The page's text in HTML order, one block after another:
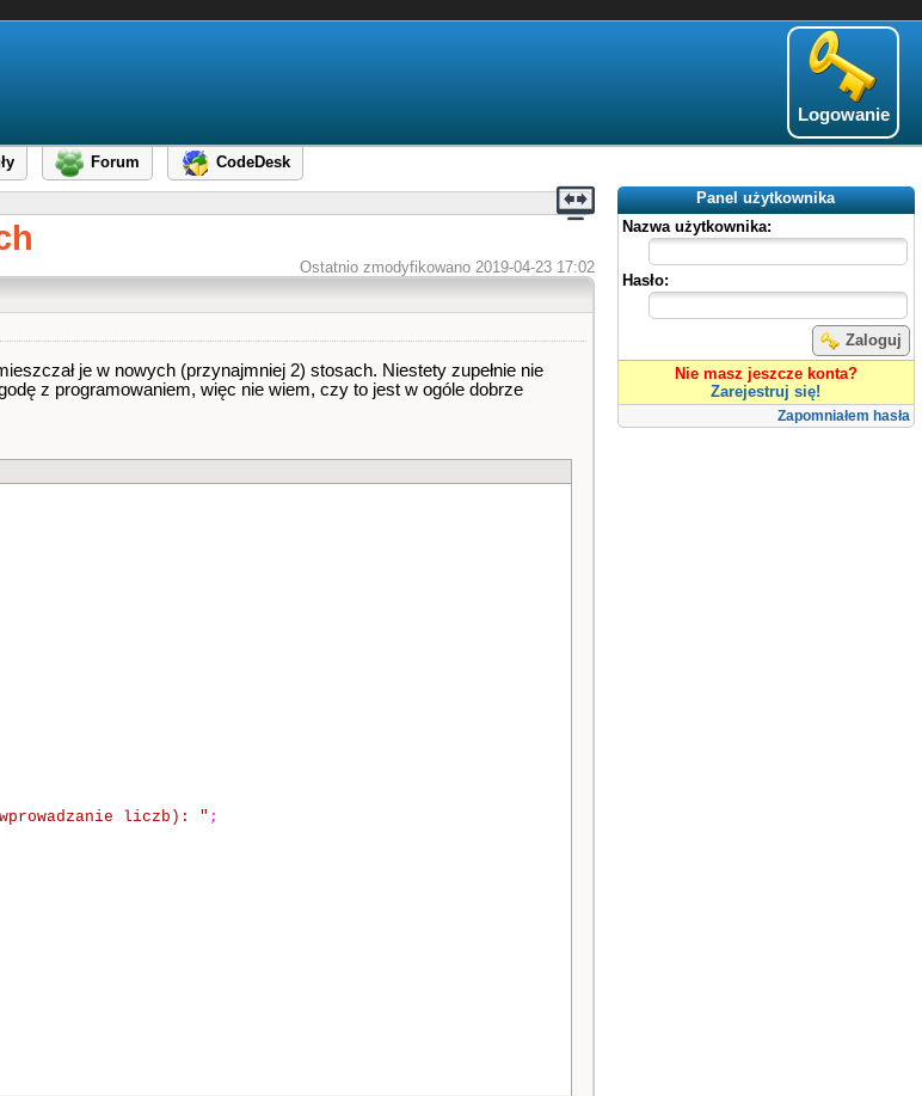
Logowanie
Forum
CodeDesk
Panel użytkownika
Nazwa użytkownika:
Hasło:
Zaloguj
Nie masz jeszcze konta?
Zarejestruj się!
Zapomniałem hasła
Ostatnio zmodyfikowano 2019-04-23 17:02
je w nowych (przynajmniej 2) stosach. Niestety zupełnie nie
z programowaniem, więc nie wiem, czy to jest w ogóle dobrze
liczb): " ;